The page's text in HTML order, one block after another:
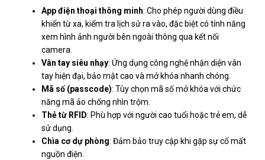
App điện thoại thông minh: Cho phép người dùng điều
khiển từ xa, kiểm tra lịch sử ra vào, đặc biệt có tính năng
xem hình ảnh người bên ngoài thông qua kết nối
camera.
Vân tay siêu nhạy: Ứng dụng công nghệ nhận diện vân
tay hiện đại, bảo mật cao và mở khóa nhanh chóng.
Mã số (passcode): Tùy chọn mã số mở khóa với chức
năng mã ảo chống nhìn trộm.
Thẻ từ RFID: Phù hợp với người cao tuổi hoặc trẻ em, dễ
sử dụng.
Chìa cơ dự phòng: Đảm bảo truy cập khi gặp sự cố mất
nguồn điện.